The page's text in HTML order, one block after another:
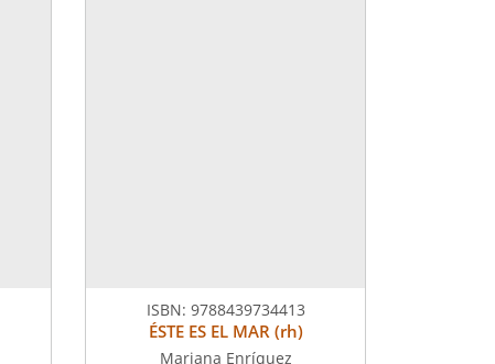
ISBN: 9788439734413
ÉSTE ES EL MAR (rh)
Mariana Enríquez